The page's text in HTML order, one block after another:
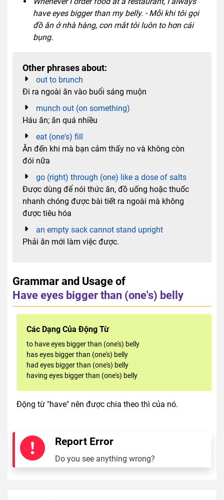
have eyes bigger than my belly. - Mỗi khi tôi gọi
đồ ăn ở nhà hàng, con mắt tôi luôn to hơn cái
bụng.
Other phrases about:
out to brunch
Đi ra ngoài ăn vào buổi sáng muộn
munch out (on something)
Háu ăn; ăn quá nhiều
eat (one's) fill
Ăn đến khi mà bạn cảm thấy no và không còn
đói nữa
go (right) through (one) like a dose of salts
Được dùng để nói thức ăn, đồ uống hoặc thuốc
nhanh chóng được bài tiết ra ngoài mà không
được tiêu hóa
an empty sack cannot stand upright
Phải ăn mới làm việc được.
Grammar and Usage of
Have eyes bigger than (one's) belly
Các Dạng Của Động Từ
to have eyes bigger than (one's) belly
has eyes bigger than (one's) belly
had eyes bigger than (one's) belly
having eyes bigger than (one's) belly
Động từ "have" nên được chia theo thì của nó.
Report Error
Do you see anything wrong?